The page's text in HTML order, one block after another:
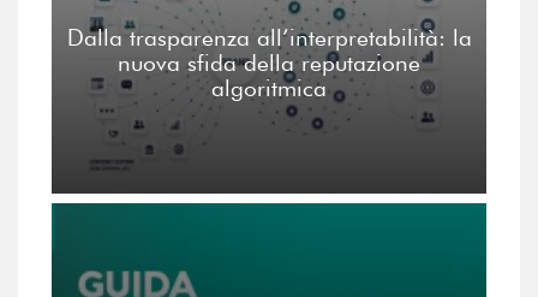
Dalla trasparenza all’interpretabilità: la
nuova sfida della reputazione
algoritmica